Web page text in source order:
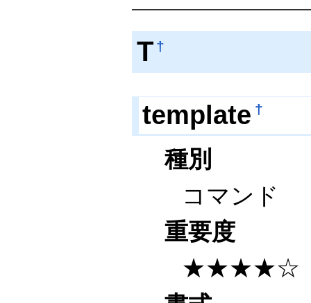
T †
template †
種別
コマンド
重要度
★★★★☆